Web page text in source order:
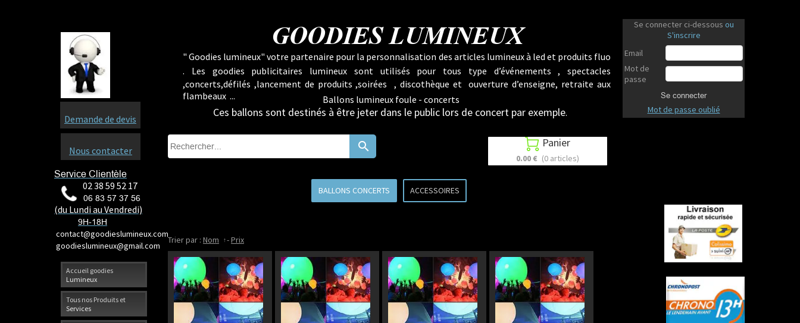
Accueil goodies
Lumineux
Tous nos Produits et
Services
GOODIES LUMINEUX Se connecter ci-dessous ou
S'inscrire
Email
Mot de
passe
Se connecter
Mot de passe oublié
Service Clientèle
02 38 59 52 17
06 83 57 37 56
(du Lundi au Vendredi)
9H-18H
contact@goodieslumineux.com
goodieslumineux@gmail.com
Demande de devis
Nous contacter
" Goodies lumineux" votre partenaire pour la personnalisation des articles lumineux à led et produits fluo
. Les goodies publicitaires lumineux sont utilisés pour tous type d’événements , spectacles
,concerts,défilés ,lancement de produits ,soirées , discothèque et ouverture d’enseigne, retraite aux
flambeaux ...
Ballons lumineux foule - concerts
Ces ballons sont destinés à être jeter dans le public lors de concert par exemple.
search  Panier
0.00 € (0 articles)
BALLONS CONCERTS ACCESSOIRES
Trier par : Nom -Prix